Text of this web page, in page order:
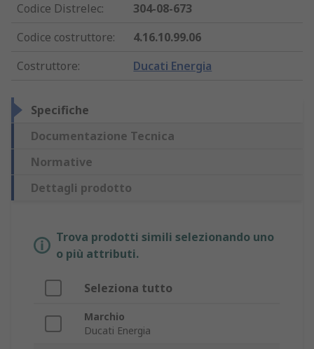
Codice Distrelec:
304-08-673
Codice costruttore:
4.16.10.99.06
Costruttore: Ducati Energia
Specifiche
Documentazione Tecnica
Normative
Dettagli prodotto
Trova prodotti simili selezionando uno
o più attributi.
Seleziona tutto
Marchio
Ducati Energia